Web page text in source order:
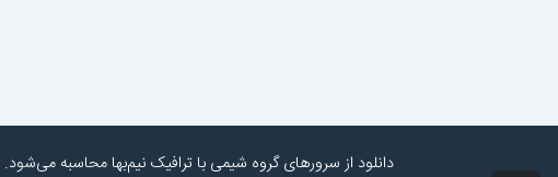
دانلود از سرورهای گروه شیمی با ترافیک نیم‌بها محاسبه می‌شود.